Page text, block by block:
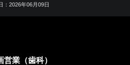
：2026年06月09日
営業（歯科）